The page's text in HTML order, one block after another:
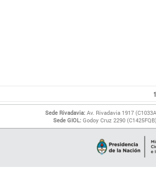
1
Sede Rivadavia:Av. Rivadavia 1917
Sede GIOL:Godoy Cruz 2290